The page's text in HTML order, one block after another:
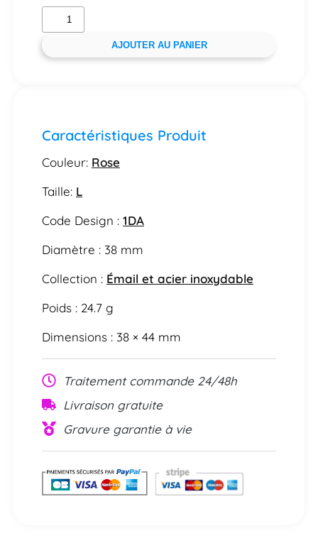
AJOUTER AU PANIER
Caractéristiques Produit
Couleur: Rose
Taille: L
Code Design : 1DA
Diamètre : 38 mm
Collection : Émail et acier inoxydable
Poids : 24.7 g
Dimensions : 38 × 44 mm
Traitement commande 24/48h
Livraison gratuite
Gravure garantie à vie